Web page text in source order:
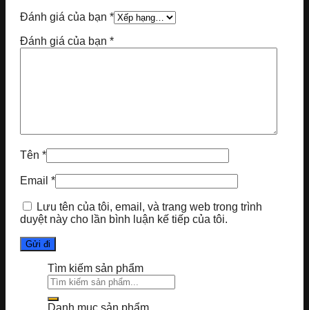
Đánh giá của bạn *
Đánh giá của bạn *
Tên *
Email *
Lưu tên của tôi, email, và trang web trong trình
duyệt này cho lần bình luận kế tiếp của tôi.
Tìm kiếm sản phẩm
Tìm
kiếm:
Danh mục sản phẩm